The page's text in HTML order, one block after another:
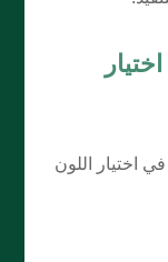
اختيار اللون